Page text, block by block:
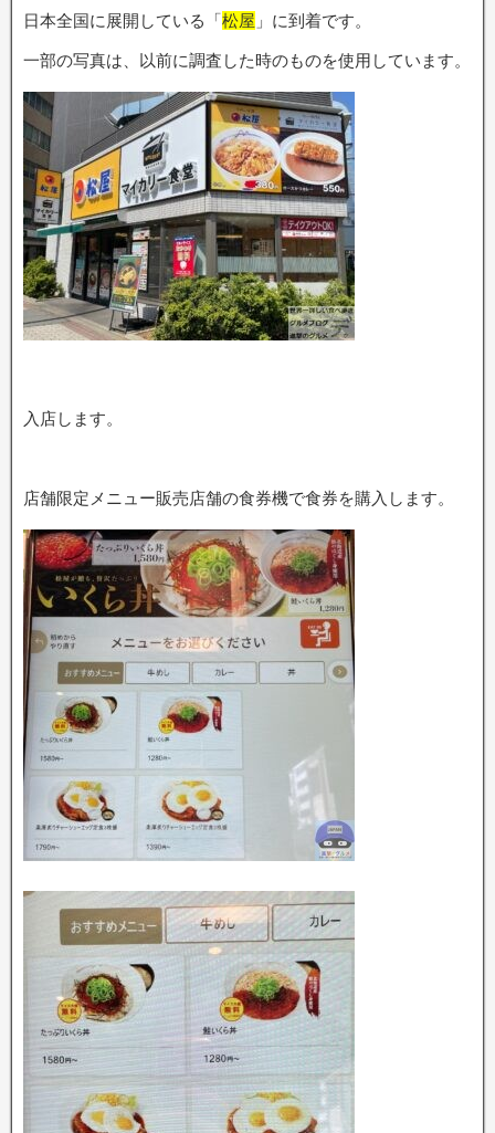
日本全国に展開している「松屋 」に到着です。
一部の写真は、以前に調査した時のものを使用しています。
入店します。
店舗限定メニュー販売店舗の食券機で食券を購入します。